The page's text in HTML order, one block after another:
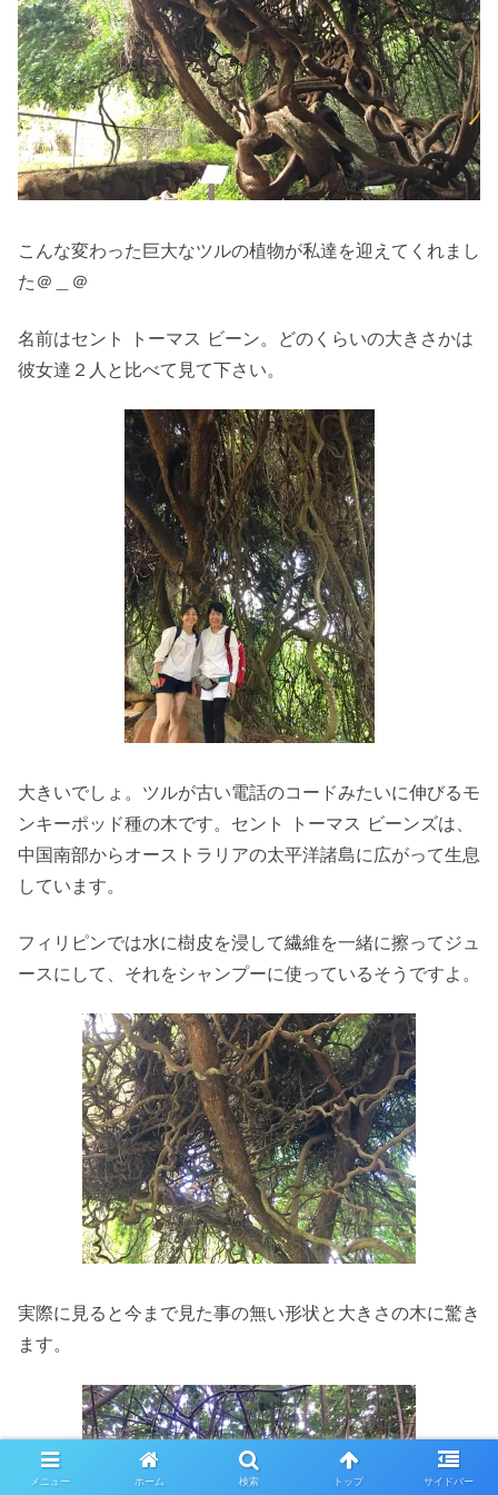
こんな変わった巨大なツルの植物が私達を迎えてくれまし
た＠＿＠
名前はセント トーマス ビーン。どのくらいの大きさかは
彼女達２人と比べて見て下さい。
大きいでしょ。ツルが古い電話のコードみたいに伸びるモ
ンキーポッド種の木です。セント トーマス ビーンズは、
中国南部からオーストラリアの太平洋諸島に広がって生息
しています。
フィリピンでは水に樹皮を浸して繊維を一緒に擦ってジュ
ースにして、それをシャンプーに使っているそうですよ。
実際に見ると今まで見た事の無い形状と大きさの木に驚き
ます。
メニュー ホーム 検索 トップ サイドバー